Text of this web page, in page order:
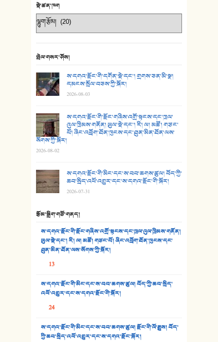
23. ཕོ་རྒོད་པོ།
24. མིག་ཆུ་དམར་པོ།
26. ཨ་མའི་ཐང་ཁུག
28. སྟོད་གཞས། - ཕན་ཐོག
31. ཕ་ཡུལ་ཡར་ཀླུང་།
33. འཛོམས་པའི་ལམ།
34. ཉི་མ་སེམས་ལ་ཞོག་དང་། - ཟླ་སྒྲོན།
36. ཟླ་གཞོན་སྙན་དབྱངས། - ཟླ་སྒྲོན།
38. ཡབ་ཡུམ། - ཟླ་སྒྲོན།
སྡེ་ཚན་ཁག
སྤེལ་གསར་ཤོས།
ས་དགའ་རྫོང་གི་དགོན་སྡེ་དང་། གྲགས་ཅན་མི་སྣ།
དམངས་སྲོལ་བཅས་ཀྱི་སྐོར།
2026-08-03
ས་དགའ་རྫོང་གི་རྫོང་གཞིས་འགྲོ་སྟངས་དང་ཁྲལ་
འུལ་ཁྲིམས་གནོན། ཡུལ་སྡེ་དང་། རི། ལ། མཚོ། གཙང་
པོ། ཞིང་འབྲོག་ཐོན་ཁུངས་དང་ཐུན་མིན་ཐོན་ལས་
སོགས་ཀྱི་སྐོར།
2026-08-02
ས་དགའ་རྫོང་གི་མིང་དང་ས་བབ་ཆགས་ཚུལ། བོད་ཀྱི་
ཆབ་སྲིད་འཕོ་འགྱུར་དང་ས་དགའ་རྫོང་གི་སྐོར།
2026-07-31
རྩོམ་སྒྲིག་གཙོ་གནད།
ས་དགའ་རྫོང་གི་རྫོང་གཞིས་འགྲོ་སྟངས་དང་ཁྲལ་འུལ་ཁྲིམས་གནོན།
ཡུལ་སྡེ་དང་། རི། ལ། མཚོ། གཙང་པོ། ཞིང་འབྲོག་ཐོན་ཁུངས་དང་
ཐུན་མིན་ཐོན་ལས་སོགས་ཀྱི་སྐོར།
13
ས་དགའ་རྫོང་གི་མིང་དང་ས་བབ་ཆགས་ཚུལ། བོད་ཀྱི་ཆབ་སྲིད་
འཕོ་འགྱུར་དང་ས་དགའ་རྫོང་གི་སྐོར།
24
ས་དགའ་རྫོང་གི་མིང་དང་ས་བབ་ཆགས་ཚུལ། རྫོང་གི་ལོ་རྒྱུས། བོད་
ཀྱི་ཆབ་སྲིད་འཕོ་འགྱུར་དང་ས་དགའ་རྫོང་སྐོར།